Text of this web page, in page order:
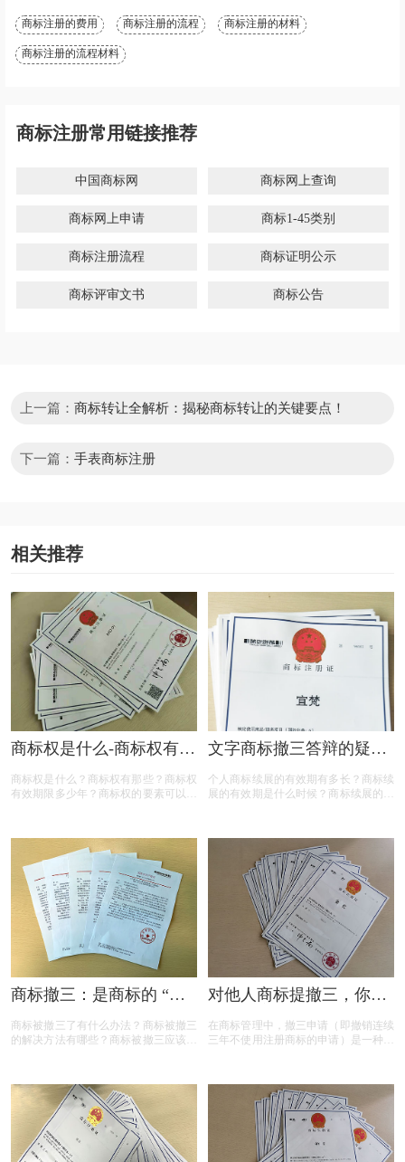
商标注册的费用 商标注册的流程 商标注册的材料
商标注册的流程材料
商标注册常用链接推荐
中国商标网 商标网上查询
商标网上申请 商标1-45类别
商标注册流程 商标证明公示
商标评审文书 商标公告
上一篇： 商标转让全解析：揭秘商标转让的关键要点！
下一篇： 手表商标注册
相关推荐
商标权是什么-商标权有哪
商标权是什么？商标权有那些？商标权
有效期限多少年？商标权的要素可以有
望对各位商标注册老板有帮助
文字商标撤三答辩的疑问
个人商标续展的有效期有多长？商标续
展的有效期是什么时候？商标续展的费
么？商标续展的类型有哪些？商标续展
有什么种类？什么情况下需要进行商标
续展？商标续展的目的是什么？
商标撤三：是商标的 “夺
商标被撤三了有什么办法？商标被撤三
的解决方法有哪些？商标被撤三应该如
对他人商标提撤三，你真
在商标管理中，撤三申请（即撤销连续
三年不使用注册商标的申请）是一种重
三申请并非随意之举，申请人需要了解
相关要求、目的、法律依据以及可能面
临的失败原因。本文将为您详细解读撤
三申请的要点，帮助您在提出申请时更
加得心应手。